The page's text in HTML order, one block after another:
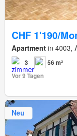
CHF 1'190/
Apartment in 4003,
3
56 m²
Vor 9 Tagen
Neu